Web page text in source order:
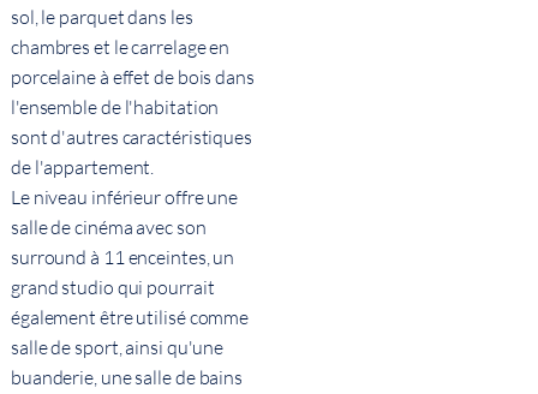
sol, le parquet dans les
chambres et le carrelage en
porcelaine à effet de bois dans
l'ensemble de l'habitation
sont d'autres caractéristiques
de l'appartement.
Le niveau inférieur offre une
salle de cinéma avec son
surround à 11 enceintes, un
grand studio qui pourrait
également être utilisé comme
salle de sport, ainsi qu'une
buanderie, une salle de bains